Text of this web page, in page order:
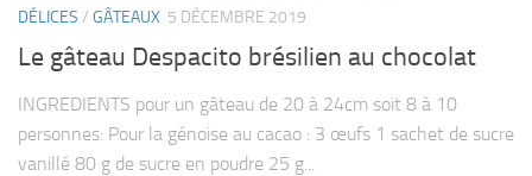
DÉLICES / GÂTEAUX 5 DÉCEMBRE 2019
Le gâteau Despacito brésilien au chocolat
INGREDIENTS pour un gâteau de 20 à 24cm soit 8 à 10
personnes: Pour la génoise au cacao : 3 œufs 1 sachet de sucre
vanillé 80 g de sucre en poudre 25 g...